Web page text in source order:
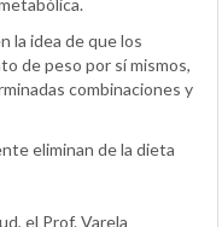
la idea de que los
de peso por sí mismos,
combinaciones y
eliminan de la dieta
el Prof. Varela